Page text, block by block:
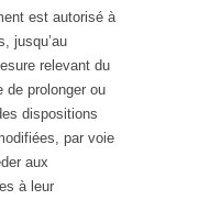
est autorisé à
jusqu’au
relevant du
de prolonger ou
dispositions
par voie
aux
à leur